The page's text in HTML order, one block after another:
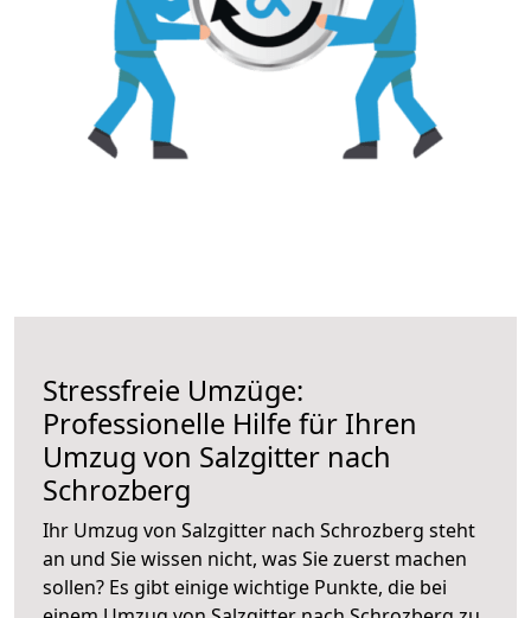
Stressfreie Umzüge:
Professionelle Hilfe für Ihren
Umzug von Salzgitter nach
Schrozberg
Ihr Umzug von Salzgitter nach Schrozberg steht
an und Sie wissen nicht, was Sie zuerst machen
sollen? Es gibt einige wichtige Punkte, die bei